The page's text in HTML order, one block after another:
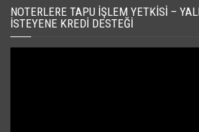
NOTERLERE TAPU İŞLEM YETKISI –
İSTEYENE KREDI DESTEĞI